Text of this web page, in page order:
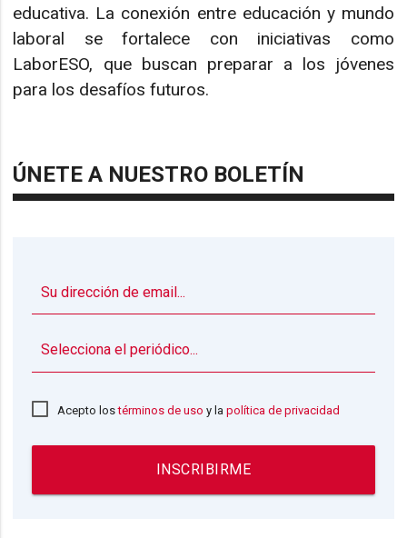
educativa. La conexión entre educación y mundo
laboral se fortalece con iniciativas como
LaborESO, que buscan preparar a los jóvenes
para los desafíos futuros.
ÚNETE A NUESTRO BOLETÍN
Acepto lostérminos de uso y lapolítica de privacidad
INSCRIBIRME